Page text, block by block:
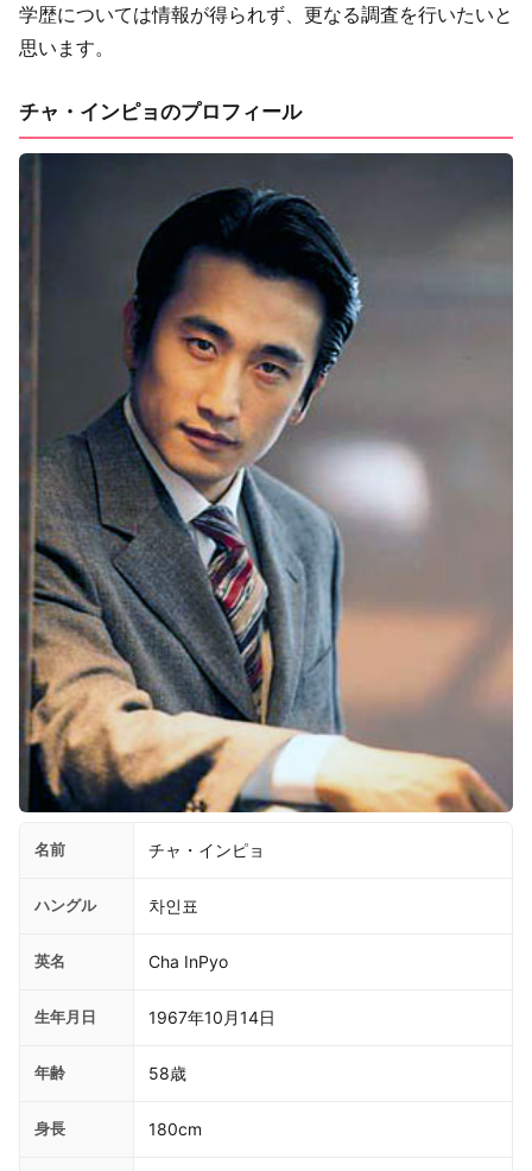
学歴については情報が得られず、更なる調査を行いたいと
思います。
チャ・インピョのプロフィール
名前 チャ・インピョ
ハングル 차인표
英名 Cha InPyo
生年月日 1967年10月14日
年齢 58歳
身長 180cm